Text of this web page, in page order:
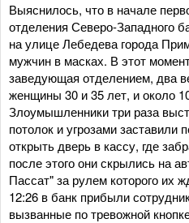
Выяснилось, что в начале
отделения Северо-Западного
на улице Лебедева города
мужчин в масках. В этот
заведующая отделением, два
женщины 30 и 35 лет, и около
Злоумышленники три раза
потолок и угрозами заставили
открыть дверь в кассу, где
после этого они скрылись на
Пассат" за рулем которого их
12:26 в банк прибыли
вызванные по тревожной